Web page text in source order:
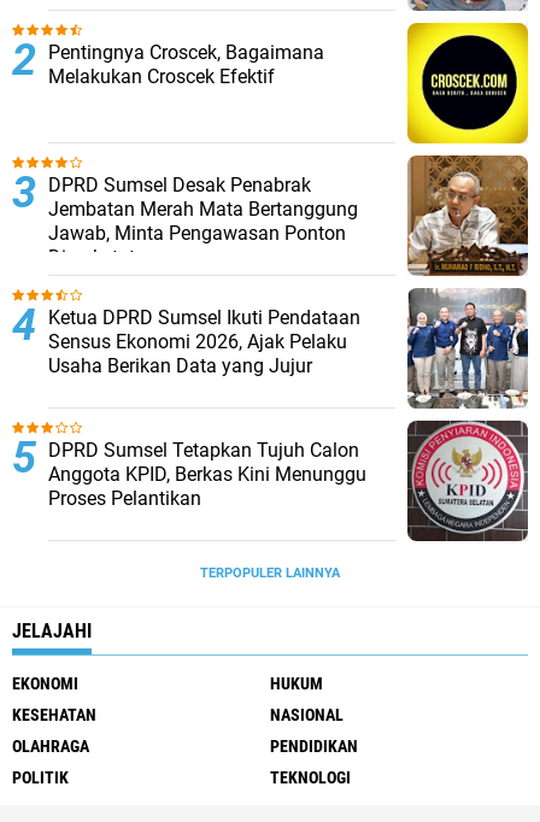
Pentingnya Croscek, Bagaimana
Melakukan Croscek Efektif
DPRD Sumsel Desak Penabrak
Jembatan Merah Mata Bertanggung
Jawab, Minta Pengawasan Ponton
Diperketat
Ketua DPRD Sumsel Ikuti Pendataan
Sensus Ekonomi 2026, Ajak Pelaku
Usaha Berikan Data yang Jujur
DPRD Sumsel Tetapkan Tujuh Calon
Anggota KPID, Berkas Kini Menunggu
Proses Pelantikan
TERPOPULER LAINNYA
JELAJAHI
EKONOMI
HUKUM
KESEHATAN
NASIONAL
OLAHRAGA
PENDIDIKAN
POLITIK
TEKNOLOGI